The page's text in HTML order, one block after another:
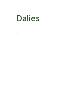
Dalies